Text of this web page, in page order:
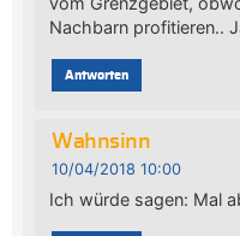
Nachbarn profitieren..
Antworten
Wahnsinn
10/04/2018 10:00
Ich würde sagen: Mal